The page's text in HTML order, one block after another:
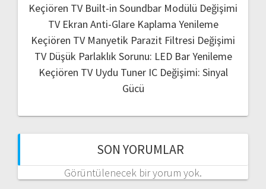
Keçiören TV Built-in Soundbar Modülü Değişimi
TV Ekran Anti-Glare Kaplama Yenileme
Keçiören TV Manyetik Parazit Filtresi Değişimi
TV Düşük Parlaklık Sorunu: LED Bar Yenileme
Keçiören TV Uydu Tuner IC Değişimi: Sinyal
Gücü
SON YORUMLAR
Görüntülenecek bir yorum yok.